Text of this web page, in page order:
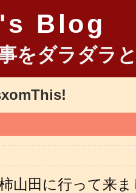
Blog
をダラダラ
山田に行って来